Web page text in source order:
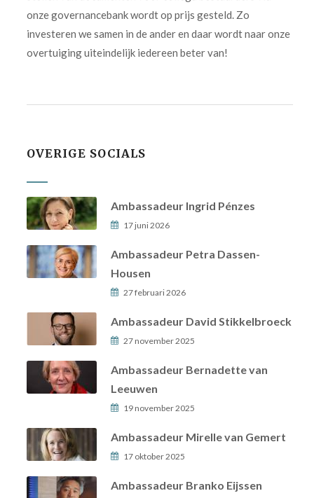
onze governancebank wordt op prijs gesteld. Zo
investeren we samen in de ander en daar wordt naar onze
overtuiging uiteindelijk iedereen beter van!
OVERIGE SOCIALS
Ambassadeur Ingrid Pénzes
17 juni 2026
Ambassadeur Petra Dassen-
Housen
27 februari 2026
Ambassadeur David Stikkelbroeck
27 november 2025
Ambassadeur Bernadette van
Leeuwen
19 november 2025
Ambassadeur Mirelle van Gemert
17 oktober 2025
Ambassadeur Branko Eijssen